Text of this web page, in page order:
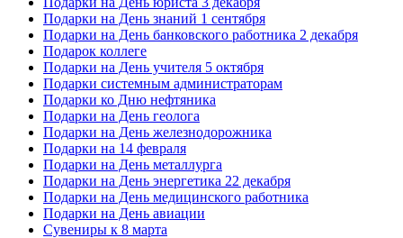
Подарки на День знаний 1 сентября
Подарки на День банковского работника 2 декабря
Подарок коллеге
Подарки на День учителя 5 октября
Подарки системным администраторам
Подарки ко Дню нефтяника
Подарки на День геолога
Подарки на День железнодорожника
Подарки на 14 февраля
Подарки на День металлурга
Подарки на День энергетика 22 декабря
Подарки на День медицинского работника
Подарки на День авиации
Сувениры к 8 марта